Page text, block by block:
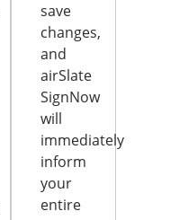
save
changes,
and
airSlate
SignNow
will
immediately
inform
your
entire